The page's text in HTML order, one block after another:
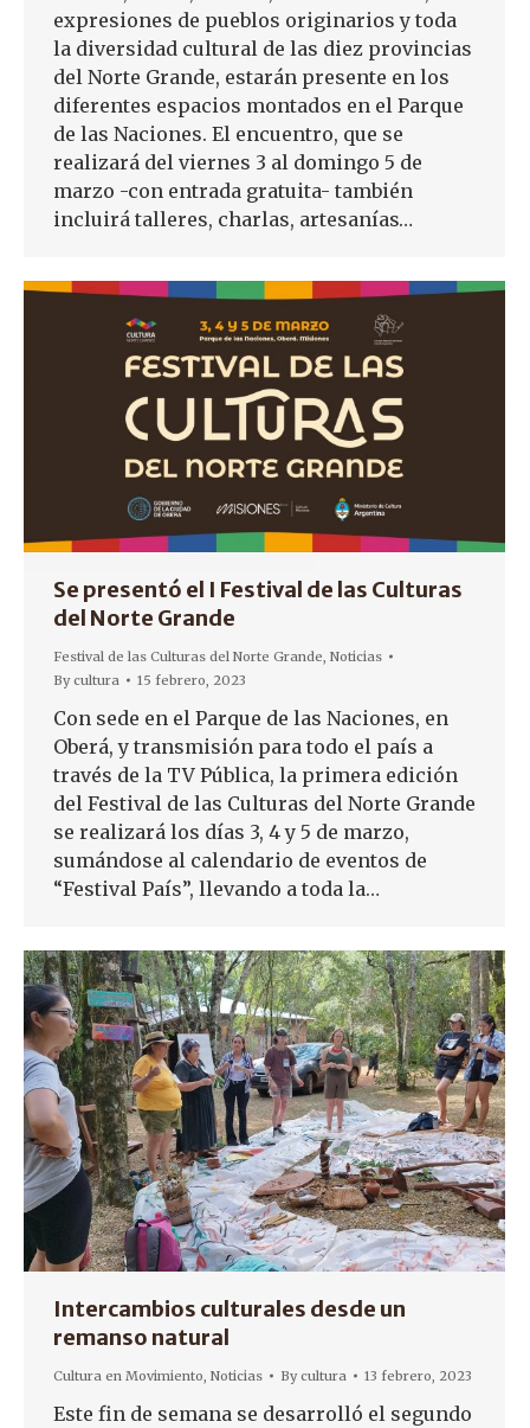
expresiones de pueblos originarios y toda
la diversidad cultural de las diez provincias
del Norte Grande, estarán presente en los
diferentes espacios montados en el Parque
de las Naciones. El encuentro, que se
realizará del viernes 3 al domingo 5 de
marzo -con entrada gratuita- también
incluirá talleres, charlas, artesanías…
Se presentó el I Festival de las Culturas
del Norte Grande
Festival de las Culturas del Norte Grande, Noticias
Bycultura 15 febrero, 2023
Con sede en el Parque de las Naciones, en
Oberá, y transmisión para todo el país a
través de la TV Pública, la primera edición
del Festival de las Culturas del Norte Grande
se realizará los días 3, 4 y 5 de marzo,
sumándose al calendario de eventos de
“Festival País”, llevando a toda la…
Intercambios culturales desde un
remanso natural
Cultura en Movimiento, Noticias Bycultura 13 febrero, 2023
Este fin de semana se desarrolló el segundo